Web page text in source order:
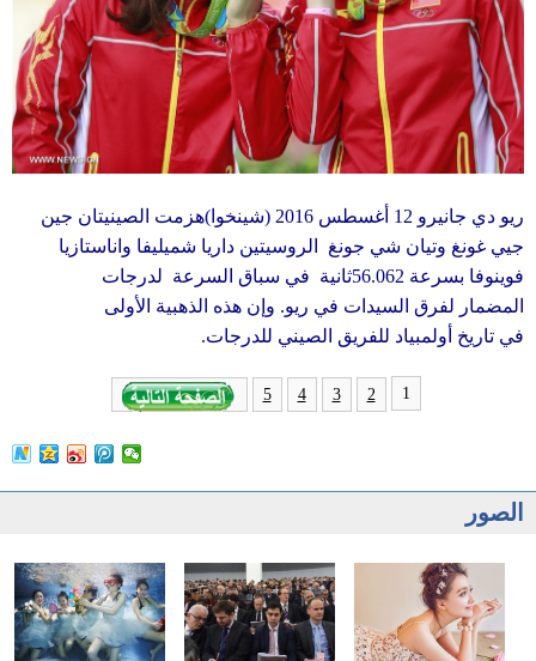
ريو دي جانيرو 12 أغسطس 2016 (شينخوا)هزمت الصينيتان جين
جيي غونغ وتيان شي جونغ الروسيتين داريا شميليفا واناستازيا
فوينوفا بسرعة 56.062ثانية في سباق السرعة
لدرجات
المضمار لفرق السيدات في ريو. وإن هذه الذهبية الأولى
في تاريخ أولمبياد للفريق الصيني للدرجات.
1
2
3
4
5
الصور